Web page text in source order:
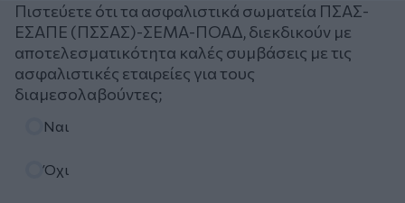
Πιστεύετε ότι τα ασφαλιστικά σωματεία ΠΣΑΣ-
ΕΣΑΠΕ (ΠΣΣΑΣ)-ΣΕΜΑ-ΠΟΑΔ, διεκδικούν με
αποτελεσματικότητα καλές συμβάσεις με τις
ασφαλιστικές εταιρείες για τους
διαμεσολαβούντες;
Ναι
Όχι